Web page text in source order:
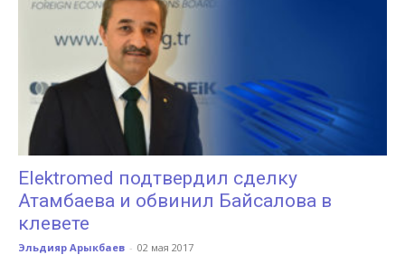
Elektromed подтвердил сделку
Атамбаева и обвинил Байсалова в
клевете
Эльдияр Арыкбаев - 02 мая 2017